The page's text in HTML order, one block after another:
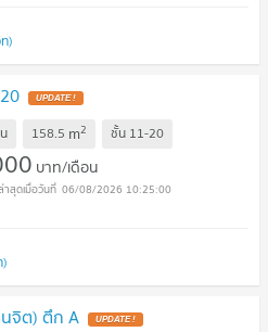
)
158.5 m2 ชั้น 11-20
บาท/เดือน
06/08/2026 10:25:00
นจิต) ตึก A